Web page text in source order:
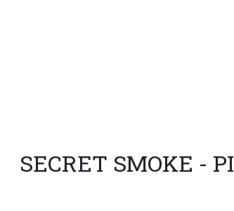
SECRET SMOKE -